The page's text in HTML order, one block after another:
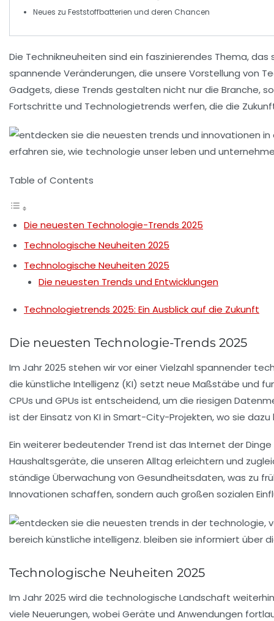
Neues zu Feststoffbatterien und deren Chancen
Die Technikneuheiten sind ein faszinierendes Thema,
spannende Veränderungen, die unsere Vorstellung von
Gadgets, diese Trends gestalten nicht nur die Branche,
Fortschritte und Technologietrends werfen, die die
Table of Contents
Die neuesten Technologie-Trends 2025
Technologische Neuheiten 2025
Technologische Neuheiten 2025
Die neuesten Trends und Entwicklungen
Technologietrends 2025: Ein Ausblick auf die Zukunft
Die neuesten Technologie-Trends 2025
Im Jahr2025 stehen wir vor einer Vielzahl spannender
die künstliche Intelligenz (KI) setzt neue Maßstäbe und
CPUs und GPUs ist entscheidend, um die riesigen
ist der Einsatz von KI in Smart-City-Projekten, wo sie
Ein weiterer bedeutender Trend ist das Internet der Dinge
Haushaltsgeräte, die unseren Alltag erleichtern und
ständige Überwachung von Gesundheitsdaten, was zu
Innovationen schaffen, sondern auch großen sozialen
Technologische Neuheiten 2025
Im Jahr 2025 wird die technologische Landschaft
viele Neuerungen, wobei Geräte und Anwendungen